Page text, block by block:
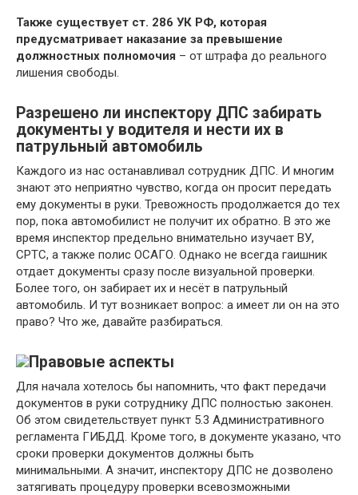
Также существует ст. 286 УК РФ, которая
предусматривает наказание за превышение
должностных полномочия – от штрафа до реального
лишения свободы.
Разрешено ли инспектору ДПС забирать
документы у водителя и нести их в
патрульный автомобиль
Каждого из нас останавливал сотрудник ДПС. И многим
знают это неприятно чувство, когда он просит передать
ему документы в руки. Тревожность продолжается до тех
пор, пока автомобилист не получит их обратно. В это же
время инспектор предельно внимательно изучает ВУ,
СРТС, а также полис ОСАГО. Однако не всегда гаишник
отдает документы сразу после визуальной проверки.
Более того, он забирает их и несёт в патрульный
автомобиль. И тут возникает вопрос: а имеет ли он на это
право? Что же, давайте разбираться.
Правовые аспекты
Для начала хотелось бы напомнить, что факт передачи
документов в руки сотруднику ДПС полностью законен.
Об этом свидетельствует пункт 5.3 Административного
регламента ГИБДД. Кроме того, в документе указано, что
сроки проверки документов должны быть
минимальными. А значит, инспектору ДПС не дозволено
затягивать процедуру проверки всевозможными